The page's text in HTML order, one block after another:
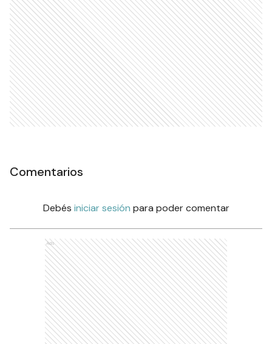
Comentarios
Debés iniciar sesión para poder comentar
Ads